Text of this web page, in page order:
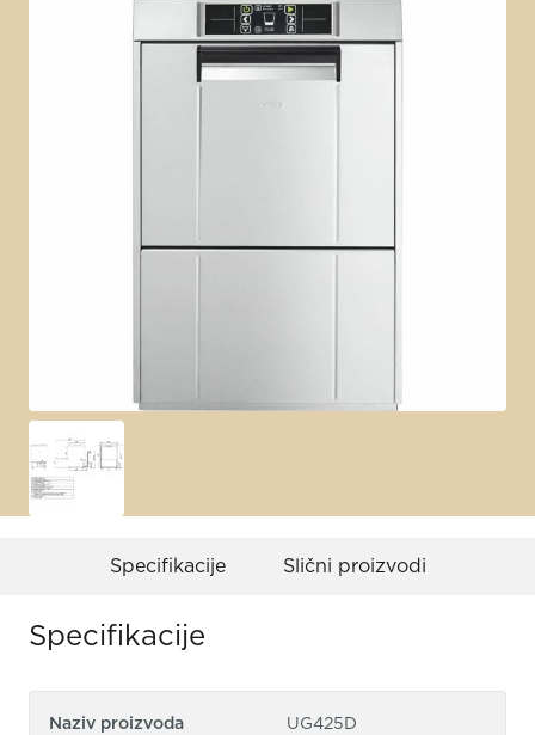
Specifikacije Slični proizvodi
Specifikacije
Naziv proizvoda UG425D